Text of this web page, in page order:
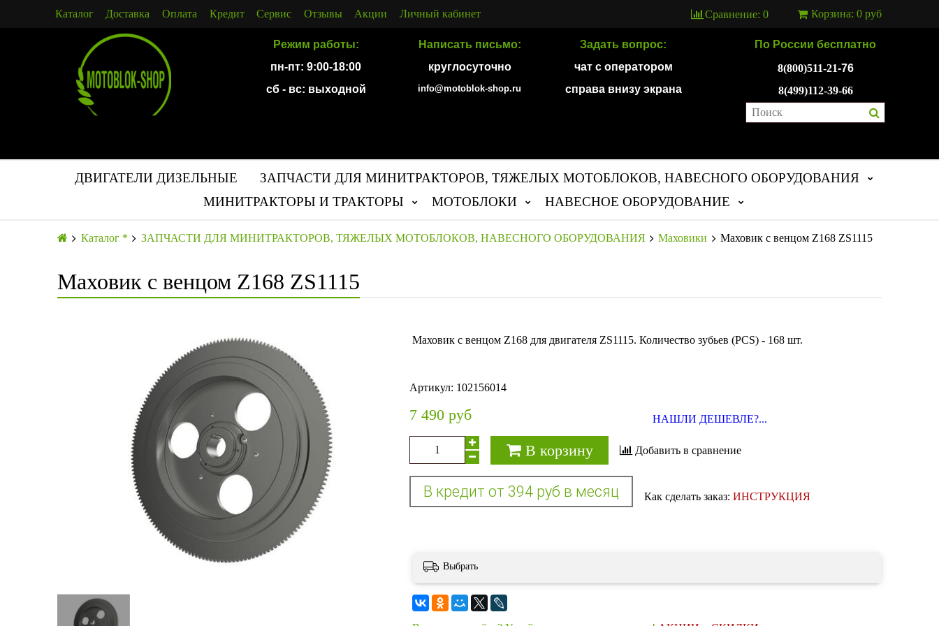
Каталог Доставка Оплата Кредит Сервис Отзывы Акции Личный кабинет Сравнение: 0 Корзина: 0 руб
Режим работы:
пн-пт: 9:00-18:00
сб - вс: выходной
Написать письмо:
круглосуточно
info@motoblok-shop.ru
Задать вопрос:
чат с оператором
справа внизу экрана
По России бесплатно
8(800)511-21-76
8(499)112-39-66
ДВИГАТЕЛИ ДИЗЕЛЬНЫЕ
ЗАПЧАСТИ ДЛЯ МИНИТРАКТОРОВ, ТЯЖЕЛЫХ МОТОБЛОКОВ, НАВЕСНОГО ОБОРУДОВАНИЯ
МИНИТРАКТОРЫ И ТРАКТОРЫ
МОТОБЛОКИ НАВЕСНОЕ ОБОРУДОВАНИЕ
Каталог * ЗАПЧАСТИ ДЛЯ МИНИТРАКТОРОВ, ТЯЖЕЛЫХ МОТОБЛОКОВ, НАВЕСНОГО ОБОРУДОВАНИЯ Маховики Маховик с венцом Z168 ZS1115
Маховик с венцом Z168 ZS1115
Маховик с венцом Z168 для двигателя ZS1115.Количество зубьев (PCS) - 168 шт.
Артикул: 102156014
7 490 руб НАШЛИ ДЕШЕВЛЕ?...
В корзину Добавить в сравнение
Как сделать заказ:ИНСТРУКЦИЯ
Выбрать